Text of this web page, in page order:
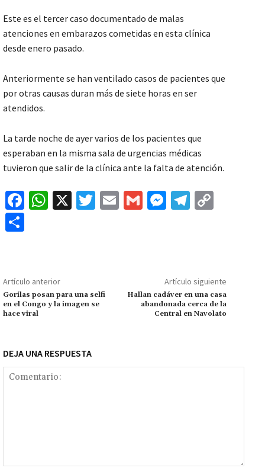
Este es el tercer caso documentado de malas
atenciones en embarazos cometidas en esta clínica
desde enero pasado.
Anteriormente se han ventilado casos de pacientes que
por otras causas duran más de siete horas en ser
atendidos.
La tarde noche de ayer varios de los pacientes que
esperaban en la misma sala de urgencias médicas
tuvieron que salir de la clínica ante la falta de atención.
Fa
o
k
W
p
p
X
T
E
G
M
ge
r
Te
m Li
n
k
p
ar
tir
Artículo anterior
Gorilas posan para una selfi
en el Congo y la imagen se
hace viral
Artículo siguiente
Hallan cadáver en una casa
abandonada cerca de la
Central en Navolato
DEJA UNA RESPUESTA